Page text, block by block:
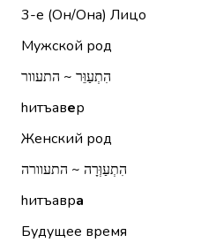
3-е (Он/Она) Лицо
Мужской род
הִתְעַוֵּר ~ התעוור
hитъавер
Женский род
הִתְעַוְּרָה ~ התעוורה
hитъавра
Будущее время